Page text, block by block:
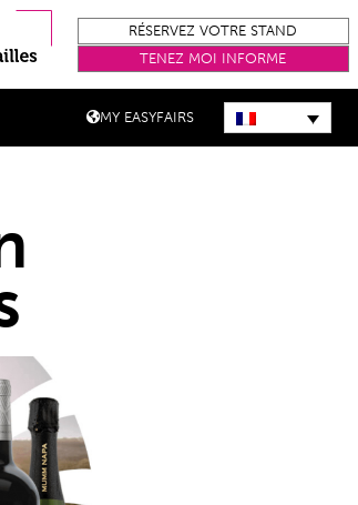
RÉSERVEZ VOTRE STAND
TENEZ MOI INFORME
MY EASYFAIRS